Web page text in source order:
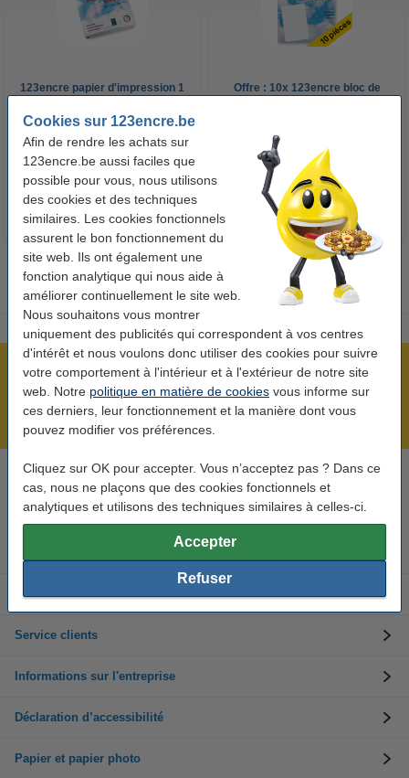
Cookies sur 123encre.be
Afin de rendre les achats sur
123encre.be aussi faciles que
possible pour vous, nous utilisons
des cookies et des techniques
similaires. Les cookies fonctionnels
assurent le bon fonctionnement du
site web. Ils ont également une
fonction analytique qui nous aide à
améliorer continuellement le site web.
Nous souhaitons vous montrer
uniquement des publicités qui correspondent à vos centres
d'intérêt et nous voulons donc utiliser des cookies pour suivre
votre comportement à l'intérieur et à l'extérieur de notre site
web. Notre politique en matière de cookies vous informe sur
ces derniers, leur fonctionnement et la manière dont vous
pouvez modifier vos préférences.
Cliquez sur OK pour accepter. Vous n’acceptez pas ? Dans ce
cas, nous ne plaçons que des cookies fonctionnels et
analytiques et utilisons des techniques similaires à celles-ci.
Accepter
Refuser
123encre papier d'impression 1
g/m²
Offre : 10x 123encre bloc de
26,55 € Inclus : 21% de TVA
Plus de 5 millions de clients !
Commandé avant 22h00, livré demain !
Meilleur prix garanti !
Besoin d’aide ? Appelez-nous au +32 (0)9 39 64 123
Les jours ouvrés de 8h30 à 17h
Toners
Service clients
Informations sur l'entreprise
Déclaration d’accessibilité
Papier et papier photo